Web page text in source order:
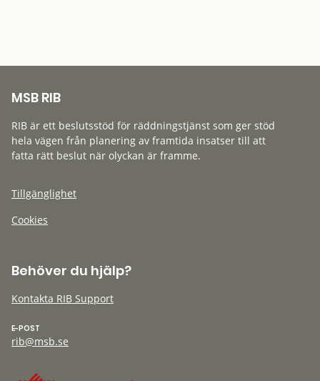
MSB RIB
RIB är ett beslutsstöd för räddningstjänst som ger stöd
hela vägen från planering av framtida insatser till att
fatta rätt beslut när olyckan är framme.
Tillgänglighet
Cookies
Behöver du hjälp?
Kontakta RIB Support
E-POST
rib@msb.se